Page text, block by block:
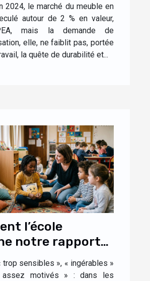
2024, le marché du meuble en
autour de 2 % en valeur,
mais la demande de
elle, ne faiblit pas, portée
la quête de durabilité et...
l’école
notre rapport
dès
trop sensibles », « ingérables »
motivés » : dans les